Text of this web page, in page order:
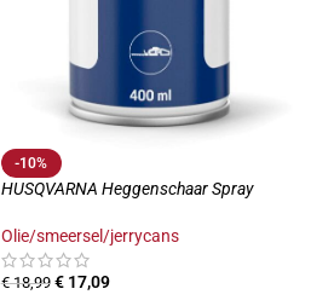
-10%
HUSQVARNA Heggenschaar Spray
Olie/smeersel/jerrycans
€18,99 €17,09